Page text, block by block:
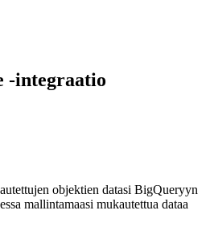
-integraatio
objektien datasi BigQueryyn
mallintamaasi mukautettua dataa